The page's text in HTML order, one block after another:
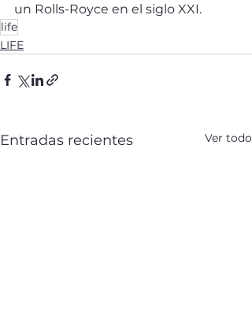
un Rolls-Royce en el siglo XXI.
life
LIFE
Entradas recientes Ver todo